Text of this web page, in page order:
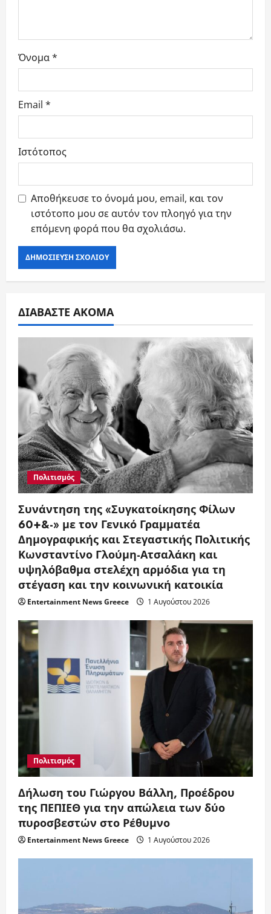
Όνομα*
Email *
Ιστότοπος
Αποθήκευσε το όνομά μου, email, και τον
ιστότοπο μου σε αυτόν τον πλοηγό για την
επόμενη φορά που θα σχολιάσω.
ΔΙΑΒΑΣΤΕ ΑΚΟΜΑ
Πολιτισμός
Συνάντηση της «Συγκατοίκησης Φίλων
60+&-» με τον Γενικό Γραμματέα
Δημογραφικής και Στεγαστικής Πολιτικής
Κωνσταντίνο Γλούμη-Ατσαλάκη και
υψηλόβαθμα στελέχη αρμόδια για τη
στέγαση και την κοινωνική κατοικία
Entertainment News Greece 1 Αυγούστου 2026
Πολιτισμός
Δήλωση του Γιώργου Βάλλη, Προέδρου
της ΠΕΠΙΕΘ για την απώλεια των δύο
πυροσβεστών στο Ρέθυμνο
Entertainment News Greece 1 Αυγούστου 2026